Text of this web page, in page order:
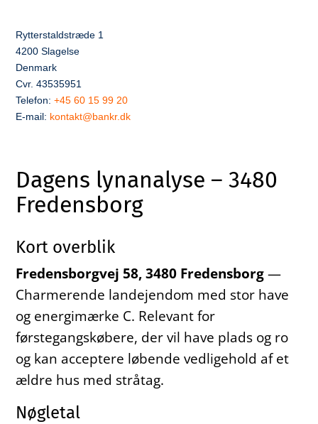
Rytterstaldstræde 1
4200 Slagelse
Denmark
Cvr. 43535951
Telefon:+45 60 15 99 20
E-mail: kontakt@bankr.dk
Dagens lynanalyse – 3480
Fredensborg
Kort overblik
Fredensborgvej 58, 3480 Fredensborg—
Charmerende landejendom med stor have
og energimærke C. Relevant for
førstegangskøbere, der vil have plads og ro
og kan acceptere løbende vedligehold af et
ældre hus med stråtag.
Nøgletal